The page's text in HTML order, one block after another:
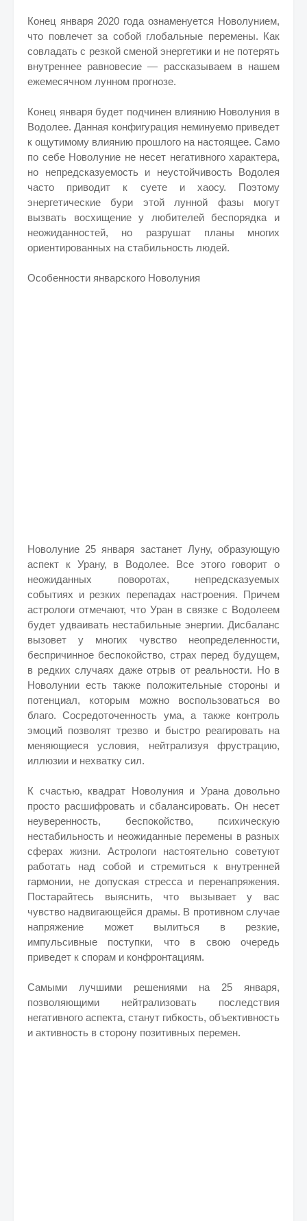
Конец января 2020 года ознаменуется Новолунием,
что повлечет за собой глобальные перемены. Как
совладать с резкой сменой энергетики и не потерять
внутреннее равновесие — рассказываем в нашем
ежемесячном лунном прогнозе.
Конец января будет подчинен влиянию Новолуния в
Водолее. Данная конфигурация неминуемо приведет
к ощутимому влиянию прошлого на настоящее. Само
по себе Новолуние не несет негативного характера,
но непредсказуемость и неустойчивость Водолея
часто приводит к суете и хаосу. Поэтому
энергетические бури этой лунной фазы могут
вызвать восхищение у любителей беспорядка и
неожиданностей, но разрушат планы многих
ориентированных на стабильность людей.
Особенности январского Новолуния
Новолуние 25 января застанет Луну, образующую
аспект к Урану, в Водолее. Все этого говорит о
неожиданных поворотах, непредсказуемых
событиях и резких перепадах настроения. Причем
астрологи отмечают, что Уран в связке с Водолеем
будет удваивать нестабильные энергии. Дисбаланс
вызовет у многих чувство неопределенности,
беспричинное беспокойство, страх перед будущем,
в редких случаях даже отрыв от реальности. Но в
Новолунии есть также положительные стороны и
потенциал, которым можно воспользоваться во
благо. Сосредоточенность ума, а также контроль
эмоций позволят трезво и быстро реагировать на
меняющиеся условия, нейтрализуя фрустрацию,
иллюзии и нехватку сил.
К счастью, квадрат Новолуния и Урана довольно
просто расшифровать и сбалансировать. Он несет
неуверенность, беспокойство, психическую
нестабильность и неожиданные перемены в разных
сферах жизни. Астрологи настоятельно советуют
работать над собой и стремиться к внутренней
гармонии, не допуская стресса и перенапряжения.
Постарайтесь выяснить, что вызывает у вас
чувство надвигающейся драмы. В противном случае
напряжение может вылиться в резкие,
импульсивные поступки, что в свою очередь
приведет к спорам и конфронтациям.
Самыми лучшими решениями на 25 января,
позволяющими нейтрализовать последствия
негативного аспекта, станут гибкость, объективность
и активность в сторону позитивных перемен.